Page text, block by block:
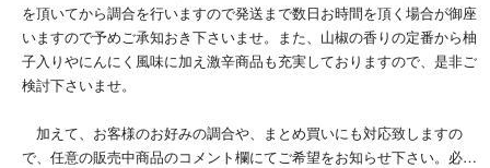
を頂いてから調合を行いますので発送まで数日お時間を頂く場合が御座
いますので予めご承知おき下さいませ。また、山椒の香りの定番から柚
子入りやにんにく風味に加え激辛商品も充実しておりますので、是非ご
検討下さいませ。
加えて、お客様のお好みの調合や、まとめ買いにも対応致しますの
で、任意の販売中商品のコメント欄にてご希望をお知らせ下さい。必要